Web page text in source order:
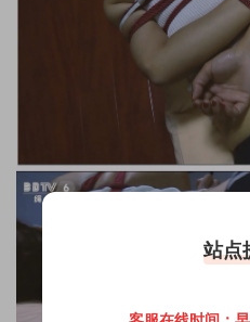
站点